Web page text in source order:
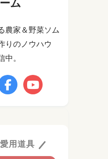
ム
農家＆野菜ソム
りのノウハウ
中。
用道具